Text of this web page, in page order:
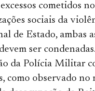
cometidos
sociais da
de Estado, ambas
ser
da Polícia Militar
como observado no